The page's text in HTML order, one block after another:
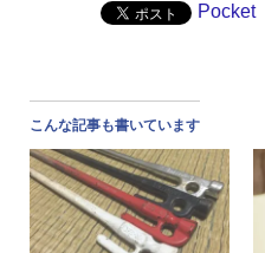
Pocket
こんな記事も書いています